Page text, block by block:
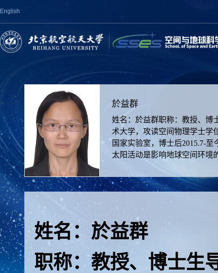
English
於益群
姓名：於益群职称：教授、博
术大学，攻读空间物理学士学
国家实验室，博士后2015.7-
太阳活动是影响地球空间环境
姓名：於益群
职称：教授、博士生